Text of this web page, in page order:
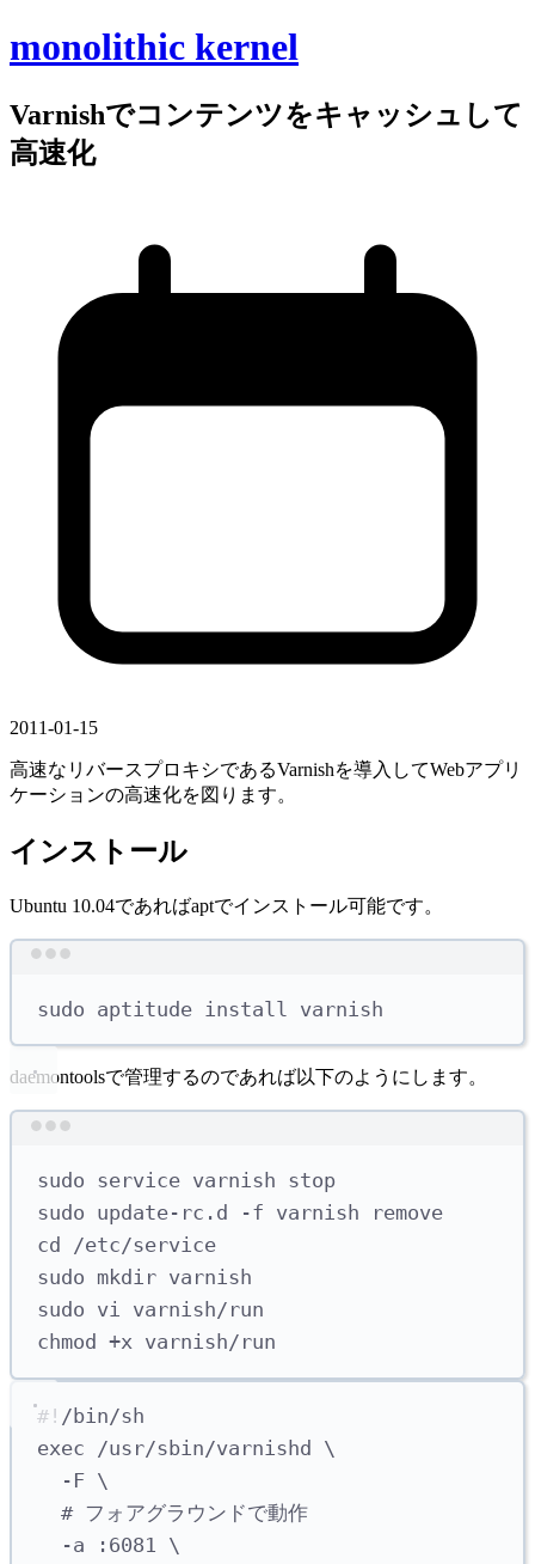
monolithic kernel
Varnishでコンテンツをキャッシュして
高速化
2011-01-15
高速なリバースプロキシであるVarnishを導入してWebアプリ
ケーションの高速化を図ります。
インストール
Ubuntu 10.04であればaptでインストール可能です。
sudo aptitude install varnish
daemontoolsで管理するのであれば以下のようにします。
sudo service varnish stop
sudo update-rc.d -f varnish
remove
cd
/etc/service
sudo mkdir varnish
sudo vi varnish/run
chmod
+x varnish/run
#!/bin/sh
exec
/usr/sbin/varnishd
\
-F
# フォアグラウンドで動作
-a
:6081